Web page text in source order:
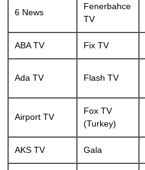
6 News
Fenerbahce
TV
ABA TV Fix TV
Ada TV Flash TV
Airport TV
Fox TV
(Turkey)
AKS TV Gala